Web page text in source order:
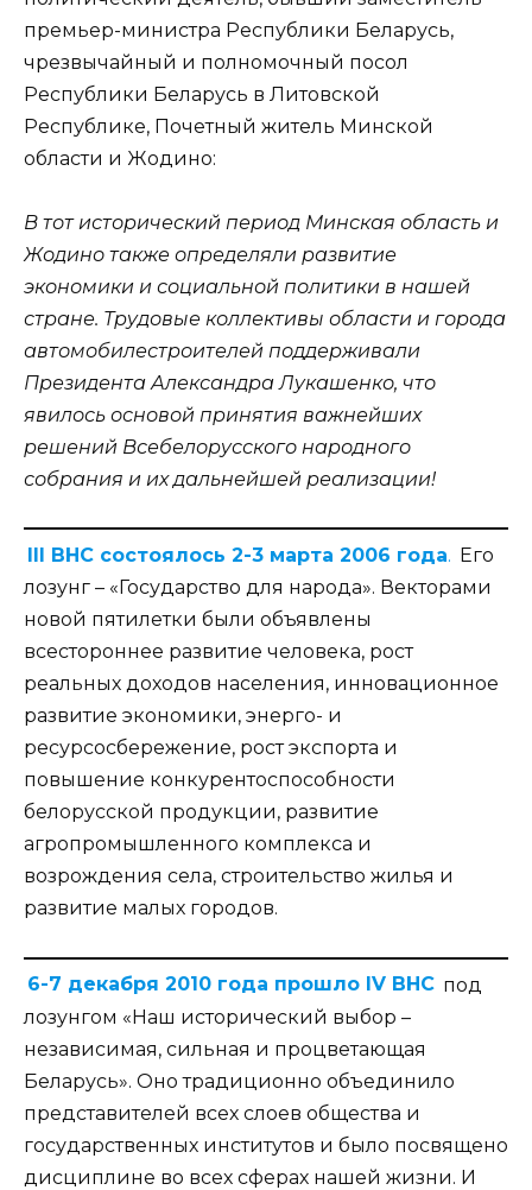
премьер-министра Республики Беларусь,
чрезвычайный и полномочный посол
Республики Беларусь в Литовской
Республике, Почетный житель Минской
области и Жодино:
В тот исторический период Минская область и
Жодино также определяли развитие
экономики и социальной политики в нашей
стране. Трудовые коллективы области и города
автомобилестроителей поддерживали
Президента Александра Лукашенко, что
явилось основой принятия важнейших
решений Всебелорусского народного
собрания и их дальнейшей реализации!
III ВНС состоялось 2-3 марта 2006 года. Его
лозунг – «Государство для народа». Векторами
новой пятилетки были объявлены
всестороннее развитие человека, рост
реальных доходов населения, инновационное
развитие экономики, энерго- и
ресурсосбережение, рост экспорта и
повышение конкурентоспособности
белорусской продукции, развитие
агропромышленного комплекса и
возрождения села, строительство жилья и
развитие малых городов.
6-7 декабря 2010 года прошло IV ВНС под
лозунгом «Наш исторический выбор –
независимая, сильная и процветающая
Беларусь». Оно традиционно объединило
представителей всех слоев общества и
государственных институтов и было посвящено
дисциплине во всех сферах нашей жизни. И